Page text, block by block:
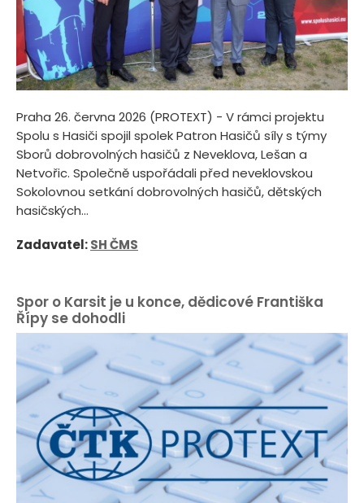
Praha 26. června 2026 (PROTEXT) - V rámci projektu
Spolu s Hasiči spojil spolek Patron Hasičů síly s týmy
Sborů dobrovolných hasičů z Neveklova, Lešan a
Netvořic. Společně uspořádali před neveklovskou
Sokolovnou setkání dobrovolných hasičů, dětských
hasičských...
Zadavatel:SH ČMS
Spor o Karsit je u konce, dědicové Františka
Řípy se dohodli